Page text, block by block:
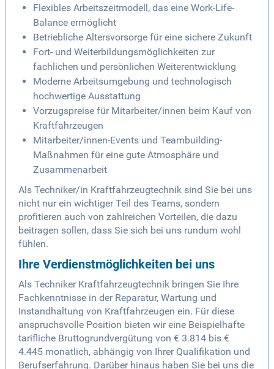
Flexibles Arbeitszeitmodell, das eine Work-Life-
Balance ermöglicht
Betriebliche Altersvorsorge für eine sichere Zukunft
Fort- und Weiterbildungsmöglichkeiten zur
fachlichen und persönlichen Weiterentwicklung
Moderne Arbeitsumgebung und technologisch
hochwertige Ausstattung
Vorzugspreise für Mitarbeiter/innen beim Kauf von
Kraftfahrzeugen
Mitarbeiter/innen-Events und Teambuilding-
Maßnahmen für eine gute Atmosphäre und
Zusammenarbeit
Als Techniker/in Kraftfahrzeugtechnik sind Sie bei uns
nicht nur ein wichtiger Teil des Teams, sondern
profitieren auch von zahlreichen Vorteilen, die dazu
beitragen sollen, dass Sie sich bei uns rundum wohl
fühlen.
Ihre Verdienstmöglichkeiten bei uns
Als Techniker Kraftfahrzeugtechnik bringen Sie Ihre
Fachkenntnisse in der Reparatur, Wartung und
Instandhaltung von Kraftfahrzeugen ein. Für diese
anspruchsvolle Position bieten wir eine Beispielhafte
tarifliche Bruttogrundvergütung von € 3.814 bis €
4.445 monatlich, abhängig von Ihrer Qualifikation und
Berufserfahrung. Darüber hinaus haben Sie bei uns die